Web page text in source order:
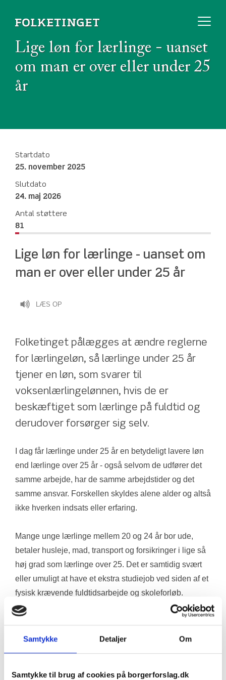
Samtykke Detaljer Om
Samtykke til brug af cookies på borgerforslag.dk
Lige løn for lærlinge - uanset
om man er over eller under 25
år
Startdato
25. november 2025
Slutdato
24. maj 2026
Antal støttere
81
Lige løn for lærlinge - uanset om
man er over eller under 25 år
LÆS OP
Folketinget pålægges at ændre reglerne
for lærlingeløn, så lærlinge under 25 år
tjener en løn, som svarer til
voksenlærlingelønnen, hvis de er
beskæftiget som lærlinge på fuldtid og
derudover forsørger sig selv.
I dag får lærlinge under 25 år en betydeligt lavere løn
end lærlinge over 25 år - også selvom de udfører det
samme arbejde, har de samme arbejdstider og det
samme ansvar. Forskellen skyldes alene alder og altså
ikke hverken indsats eller erfaring.
Mange unge lærlinge mellem 20 og 24 år bor ude,
betaler husleje, mad, transport og forsikringer i lige så
høj grad som lærlinge over 25. Det er samtidig svært
eller umuligt at have et ekstra studiejob ved siden af et
fysisk krævende fuldtidsarbejde og skoleforløb.
Resultatet er, at mange må leve meget stramt
- ganske i strid mod regeringens ønske om flere
Ordningen, som kaldes voksenlærlingeløn, blev indført